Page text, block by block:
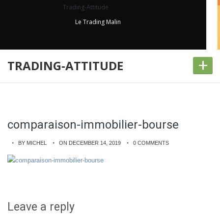
Trading-Attitude
Le Trading Malin
TRADING-ATTITUDE +
comparaison-immobilier-bourse
BY MICHEL ON DECEMBER 14, 2019 0 COMMENTS
Leave a reply